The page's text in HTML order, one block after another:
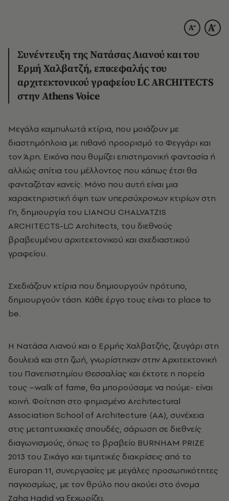
Συνέντευξη της Νατάσας Λιανού και του
Ερμή Χαλβατζή, επικεφαλής του
αρχιτεκτονικού γραφείου LC ARCHITECTS
στην Athens Voice
Μεγάλα καμπυλωτά κτίρια, που μοιάζουν με
διαστημόπλοια με πιθανό προορισμό το Φεγγάρι και
τον Άρη. Εικόνα που θυμίζει επιστημονική φαντασία ή
αλλιώς σπίτια του μέλλοντος που κάπως έτσι θα
φανταζόταν κανείς. Μόνο που αυτή είναι μια
χαρακτηριστική όψη των υπερσύχρονων κτιρίων στη
Γη, δημιουργία του LIANOU CHALVATZIS
ARCHITECTS-LC Architects, του διεθνούς
βραβευμένου αρχιτεκτονικού και σχεδιαστικού
γραφείου.
Σχεδιάζουν κτίρια που δημιουργούν πρότυπο,
δημιουργούν τάση. Κάθε έργο τους είναι το place to
be.
Η Νατάσα Λιανού και ο Ερμής Χαλβατζής, ζευγάρι στη
δουλειά και στη ζωή, γνωρίστηκαν στην Αρχιτεκτονική
του Πανεπιστημίου Θεσσαλίας και έκτοτε η πορεία
τους –walk of fame, θα μπορούσαμε να πούμε- είναι
κοινή. Φοίτηση στο φημισμένο Architectural
Association School of Architecture (AA), συνέχεια
στις μεταπτυχιακές σπουδές, σάρωση σε διεθνείς
διαγωνισμούς, όπως το βραβείο BURNHAM PRIZE
2013 του Σικάγο και τιμητικές διακρίσεις από το
Europan 11, συνεργασίες με μεγάλες προσωπικότητες
παγκοσμίως, με τον θρύλο που ακούει στο όνομα
Zaha Hadid να ξεχωρίζει.